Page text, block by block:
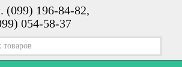
(099) 196-84-82,
054-58-37